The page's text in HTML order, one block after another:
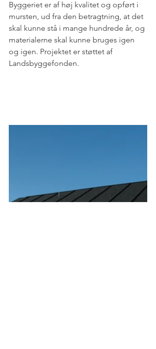
Byggeriet er af høj kvalitet og opført i
mursten, ud fra den betragtning, at det
skal kunne stå i mange hundrede år, og
materialerne skal kunne bruges igen
og igen. Projektet er støttet af
Landsbyggefonden.